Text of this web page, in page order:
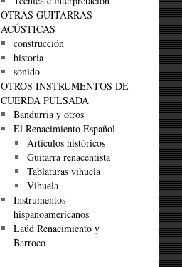
OTRAS GUITARRAS
ACÚSTICAS
construcción
historia
sonido
OTROS INSTRUMENTOS DE
CUERDA PULSADA
Bandurria y otros
El Renacimiento Español
Artículos históricos
Guitarra renacentista
Tablaturas vihuela
Vihuela
Instrumentos
hispanoamericanos
Laúd Renacimiento y
Barroco